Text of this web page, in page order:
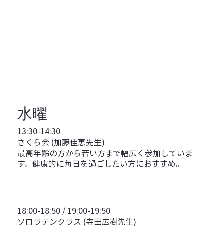
水曜
13:30-14:30
さくら会 (加藤佳恵先生)
最高年齢の方から若い方まで幅広く参加していま
す。健康的に毎日を過ごしたい方におすすめ。
18:00-18:50 / 19:00-19:50
ソロラテンクラス (寺田広樹先生)